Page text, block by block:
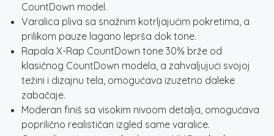
CountDown model.
Varalica pliva sa snažnim kotrljajućim pokretima, a
prilikom pauze lagano leprša dok tone.
Rapala X-Rap CountDown tone 30% brže od
klasičnog CountDown modela, a zahvaljujući svojoj
težini i dizajnu tela, omogućava izuzetno daleke
zabačaje.
Moderan finiš sa visokim nivoom detalja, omogućava
poprilično realističan izgled same varalice.